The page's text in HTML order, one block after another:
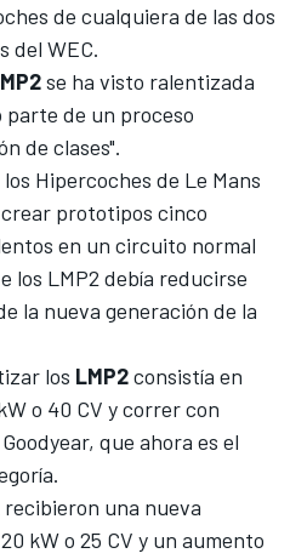
de cualquiera de las dos
del WEC.
se ha visto ralentizada
parte de un proceso
de clases".
Hipercoches de Le Mans
prototipos cinco
en un circuito normal
los LMP2 debía reducirse
la nueva generación de la
los LMP2consistía en
o 40 CV y correr con
que ahora es el
una nueva
kW o 25 CV y un aumento